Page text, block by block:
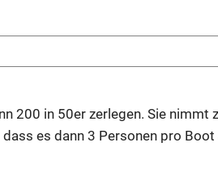
200 in 50er zerlegen. Sie nimmt
es dann 3 Personen pro Boot